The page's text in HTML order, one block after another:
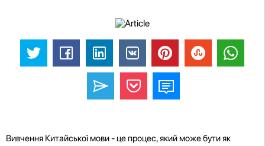
Вивчення Китайської мови - це процес, який може бути як